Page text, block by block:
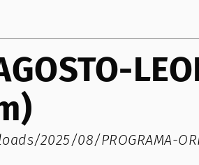
08/PROGRAMA-